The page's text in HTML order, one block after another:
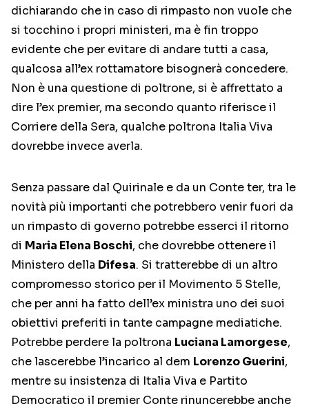
dichiarando che in caso di rimpasto non vuole che
si tocchino i propri ministeri, ma è fin troppo
evidente che per evitare di andare tutti a casa,
qualcosa all’ex rottamatore bisognerà concedere.
Non è una questione di poltrone, si è affrettato a
dire l’ex premier, ma secondo quanto riferisce il
Corriere della Sera, qualche poltrona Italia Viva
dovrebbe invece averla.
Senza passare dal Quirinale e da un Conte ter, tra le
novità più importanti che potrebbero venir fuori da
un rimpasto di governo potrebbe esserci il ritorno
di Maria Elena Boschi, che dovrebbe ottenere il
Ministero della Difesa. Si tratterebbe di un altro
compromesso storico per il Movimento 5 Stelle,
che per anni ha fatto dell’ex ministra uno dei suoi
obiettivi preferiti in tante campagne mediatiche.
Potrebbe perdere la poltrona Luciana Lamorgese,
che lascerebbe l’incarico al dem Lorenzo Guerini,
mentre su insistenza di Italia Viva e Partito
Democratico il premier Conte rinuncerebbe anche